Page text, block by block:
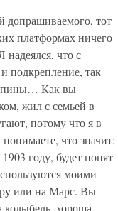
допрашиваемого, тот
платформах ничего
что с
подкрепление, так
спины… Как вы
жил с семьей в
потому что я в
что значит:
году, будет понят
моими
или на Марс. Вы
хороша,